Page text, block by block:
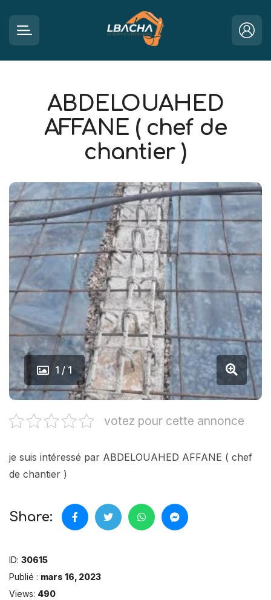
ABDELOUAHED
AFFANE ( chef de
chantier )
1 / 1
votez pour cette annonce
je suis intéressé par ABDELOUAHED AFFANE ( chef
de chantier )
Share:
ID: 30615
Publié : mars 16, 2023
Views: 490